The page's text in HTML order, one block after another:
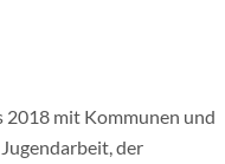
mit Kommunen und
der